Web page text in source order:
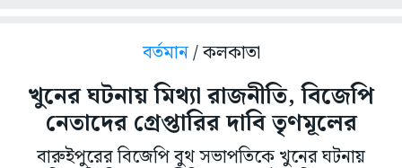
বর্তমান/ কলকাতা
খুনের ঘটনায় মিথ্যা রাজনীতি, বিজেপি
নেতাদের গ্রেপ্তারির দাবি তৃণমূলের
বারুইপুরের বিজেপি বুথ সভাপতিকে খুনের ঘটনায়